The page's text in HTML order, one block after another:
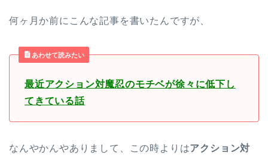
何ヶ月か前にこんな記事を書いたんですが、
あわせて読みたい
最近アクション対魔忍のモチベが徐々に低下し
てきている話
なんやかんやありまして、この時よりはアクション対